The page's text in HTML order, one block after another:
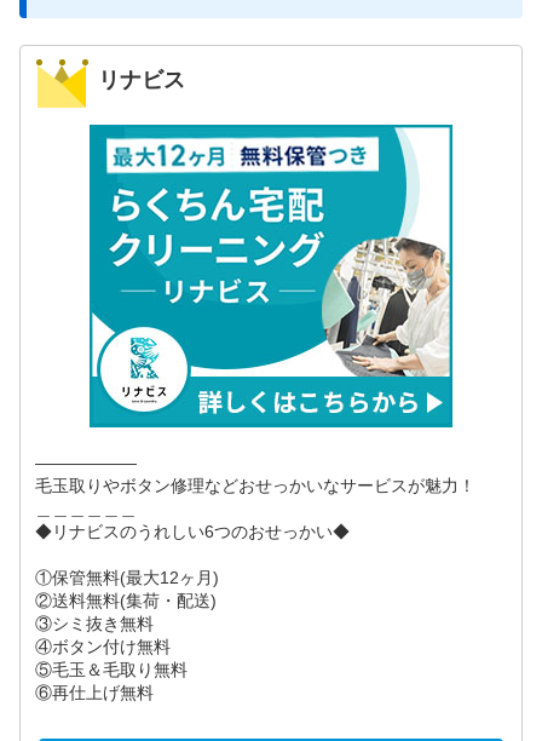
リナビス
――――――
毛玉取りやボタン修理などおせっかいなサービスが魅力！
◆リナビスのうれしい6つのおせっかい◆
①保管無料(最大12ヶ月)
②送料無料(集荷・配送)
③シミ抜き無料
④ボタン付け無料
⑤毛玉＆毛取り無料
⑥再仕上げ無料